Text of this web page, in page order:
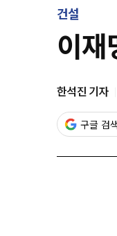
건설
이
한석진 기자
구글 검